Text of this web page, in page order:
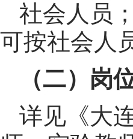
社会人员
可按社会人
（二）岗
详见《大